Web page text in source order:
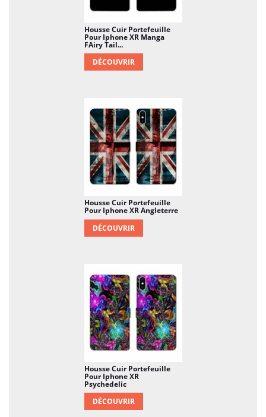
Housse Cuir Portefeuille
Pour Iphone XR Manga
FAiry Tail...
DÉCOUVRIR
Housse Cuir Portefeuille
Pour Iphone XR Angleterre
DÉCOUVRIR
Housse Cuir Portefeuille
Pour Iphone XR
Psychedelic
DÉCOUVRIR